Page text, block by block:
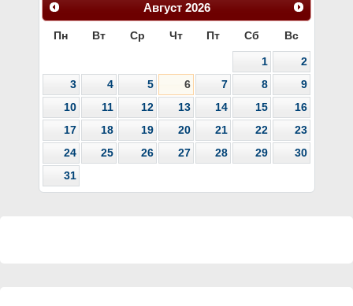
Август 2026
Пн Вт Ср Чт Пт Сб Вс
1
2
3
4 5 6 7 8
9
10
11 12 13 14 15
16
17
18 19 20 21 22
23
24
25 26 27 28 29
30
31